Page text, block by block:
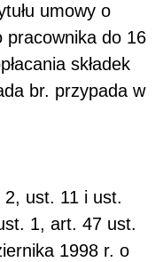
umowy o
pracownika do 16
składek
br. przypada w
ust. 11 i ust.
1, art. 47 ust.
1998 r. o